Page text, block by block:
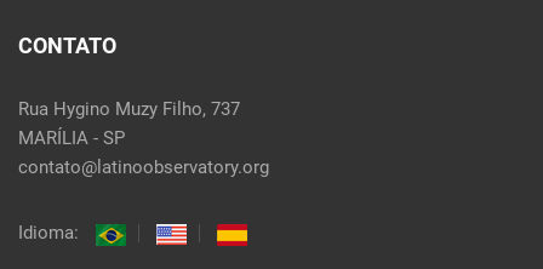
CONTATO
Rua Hygino Muzy Filho, 737
MARÍLIA - SP
contato@latinoobservatory.org
Idioma: